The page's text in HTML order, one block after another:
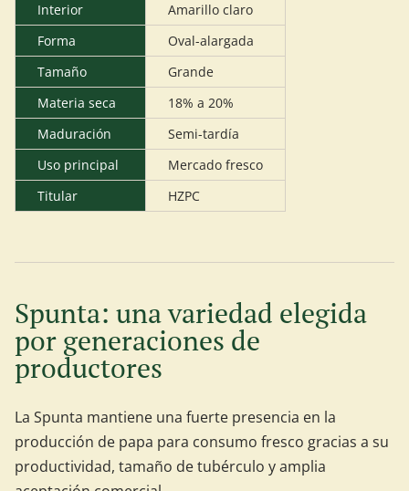
Interior
Amarillo claro
Forma
Oval-alargada
Tamaño
Grande
Materia seca
18% a 20%
Maduración
Semi-tardía
Uso principal
Mercado fresco
Titular
HZPC
Spunta: una variedad elegida
por generaciones de
productores
La Spunta mantiene una fuerte presencia en la
producción de papa para consumo fresco gracias a su
productividad, tamaño de tubérculo y amplia